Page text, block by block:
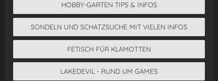
HOBBY-GARTEN TIPS & INFOS
SONDELN UND SCHATZSUCHE MIT VIELEN INFOS
FETISCH FÜR KLAMOTTEN
LAKEDEVIL - RUND UM GAMES